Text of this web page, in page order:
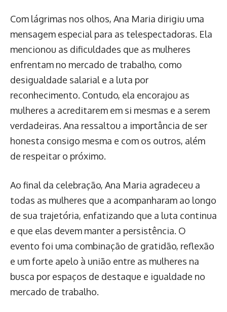
Com lágrimas nos olhos, Ana Maria dirigiu uma
mensagem especial para as telespectadoras. Ela
mencionou as dificuldades que as mulheres
enfrentam no mercado de trabalho, como
desigualdade salarial e a luta por
reconhecimento. Contudo, ela encorajou as
mulheres a acreditarem em si mesmas e a serem
verdadeiras. Ana ressaltou a importância de ser
honesta consigo mesma e com os outros, além
de respeitar o próximo.
Ao final da celebração, Ana Maria agradeceu a
todas as mulheres que a acompanharam ao longo
de sua trajetória, enfatizando que a luta continua
e que elas devem manter a persistência. O
evento foi uma combinação de gratidão, reflexão
e um forte apelo à união entre as mulheres na
busca por espaços de destaque e igualdade no
mercado de trabalho.